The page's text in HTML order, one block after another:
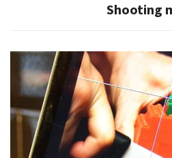
Shooting